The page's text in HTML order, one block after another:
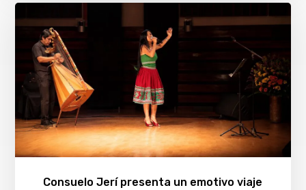
Consuelo Jerí presenta un emotivo viaje